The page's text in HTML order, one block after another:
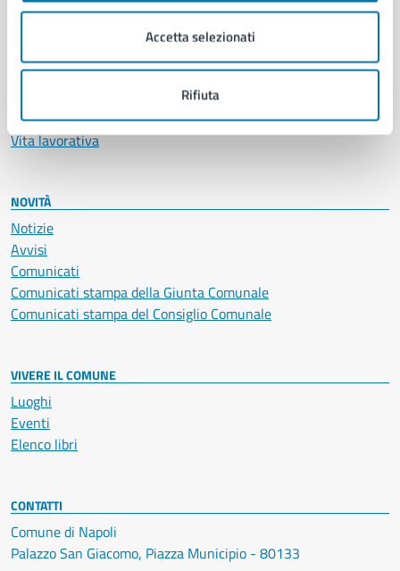
Accetta selezionati
Rifiuta
Documenti e certificati
Educazione e formazione
Giustizia e sicurezza pubblica
Imprese e commercio
Salute, benessere e assistenza
Servizi Cimiteriali
Vita lavorativa
NOVITÀ
Notizie
Avvisi
Comunicati
Comunicati stampa della Giunta Comunale
Comunicati stampa del Consiglio Comunale
VIVERE IL COMUNE
Luoghi
Eventi
Elenco libri
CONTATTI
Comune di Napoli
Palazzo San Giacomo, Piazza Municipio - 80133